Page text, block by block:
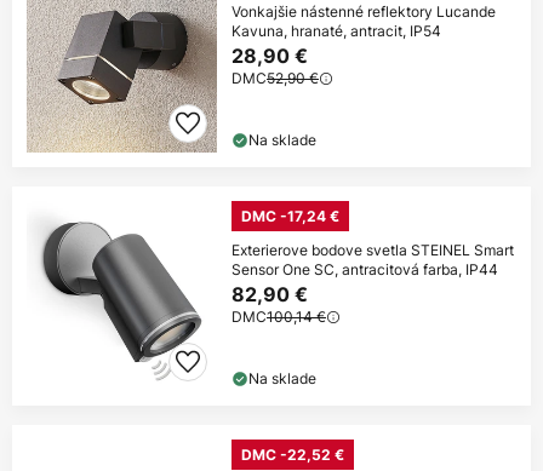
Vonkajšie nástenné reflektory Lucande
Kavuna, hranaté, antracit, IP54
28,90 €
DMC52,90 €
Na sklade
DMC -17,24 €
Exterierove bodove svetla STEINEL Smart
Sensor One SC, antracitová farba, IP44
82,90 €
DMC100,14 €
Na sklade
DMC -22,52 €